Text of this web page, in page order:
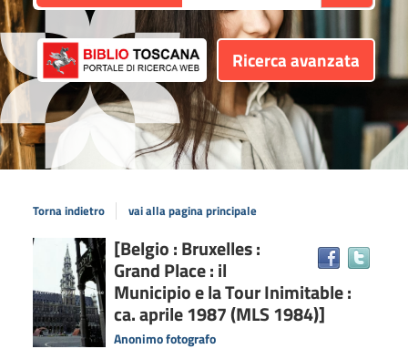
Ricerca avanzata
Torna indietro vai alla pagina principale
Dettaglio
del
documento
[Belgio : Bruxelles :
Grand Place : il
Municipio e la Tour Inimitable :
ca. aprile 1987 (MLS 1984)]
Anonimo fotografo